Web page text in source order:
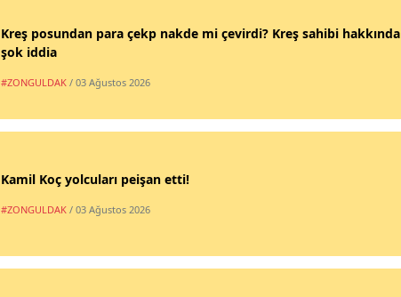
Kreş posundan para çekp nakde mi çevirdi? Kreş sahibi hakkında
şok iddia
#ZONGULDAK / 03 Ağustos 2026
Kamil Koç yolcuları peişan etti!
#ZONGULDAK / 03 Ağustos 2026